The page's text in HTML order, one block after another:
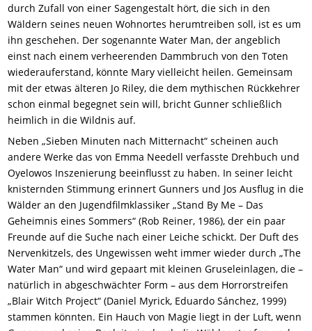
durch Zufall von einer Sagengestalt hört, die sich in den
Wäldern seines neuen Wohnortes herumtreiben soll, ist es um
ihn geschehen. Der sogenannte Water Man, der angeblich
einst nach einem verheerenden Dammbruch von den Toten
wiederauferstand, könnte Mary vielleicht heilen. Gemeinsam
mit der etwas älteren Jo Riley, die dem mythischen Rückkehrer
schon einmal begegnet sein will, bricht Gunner schließlich
heimlich in die Wildnis auf.
Neben „Sieben Minuten nach Mitternacht“ scheinen auch
andere Werke das von Emma Needell verfasste Drehbuch und
Oyelowos Inszenierung beeinflusst zu haben. In seiner leicht
knisternden Stimmung erinnert Gunners und Jos Ausflug in die
Wälder an den Jugendfilmklassiker „Stand By Me – Das
Geheimnis eines Sommers“ (Rob Reiner, 1986), der ein paar
Freunde auf die Suche nach einer Leiche schickt. Der Duft des
Nervenkitzels, des Ungewissen weht immer wieder durch „The
Water Man“ und wird gepaart mit kleinen Gruseleinlagen, die –
natürlich in abgeschwächter Form – aus dem Horrorstreifen
„Blair Witch Project“ (Daniel Myrick, Eduardo Sánchez, 1999)
stammen könnten. Ein Hauch von Magie liegt in der Luft, wenn